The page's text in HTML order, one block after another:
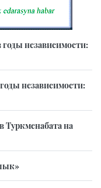
годы независимости:
независимости:
Туркменабата на